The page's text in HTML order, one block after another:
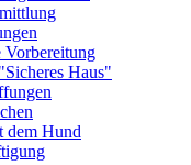
Vorbereitung
Haus"
dem Hund